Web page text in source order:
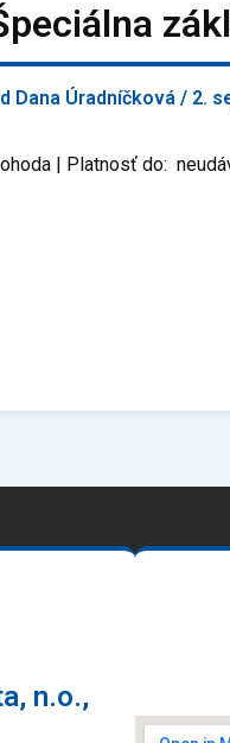
Dana Úradníčková / 2.
| Platnosť do:
n.o.,